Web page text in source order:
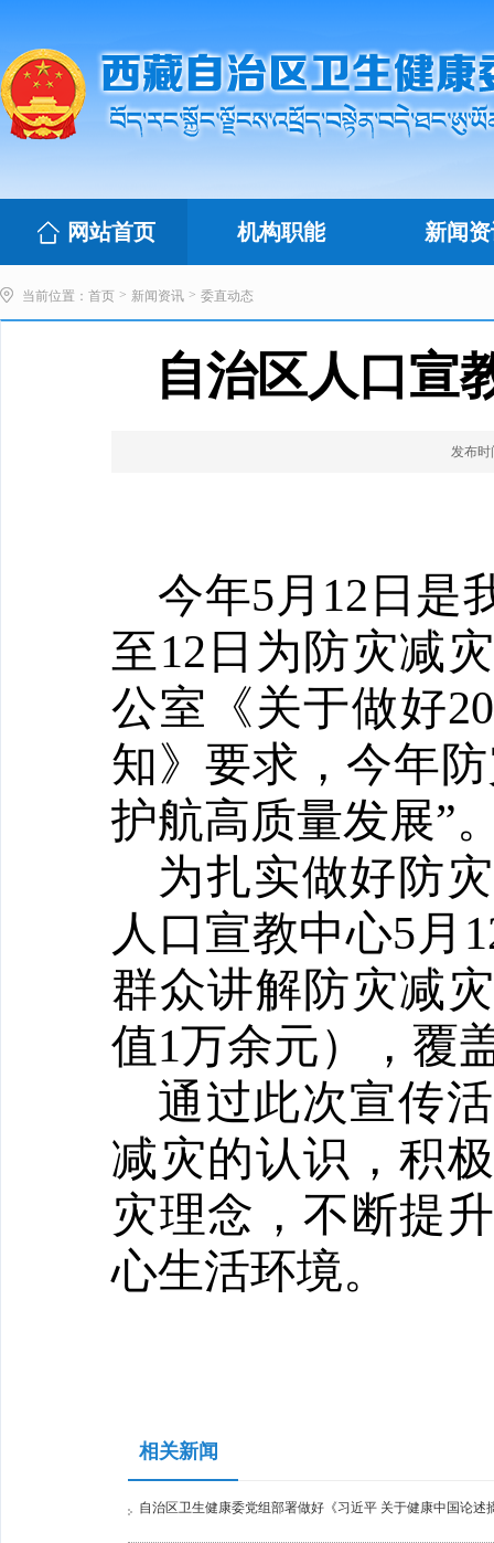
网站首页 机构职能 新闻
当前位置： 首页 > 新闻资讯 > 委直动态
自治区人口宣
发布时
今年5月12日是
至12日为防灾减
公室《关于做好
知》要求，今年
护航高质量发展”
为扎实做好防
人口宣教中心5月
群众讲解防灾减
值1万余元），覆
通过此次宣传
减灾的认识，积
灾理念，不断提
心生活环境。
相关新闻
自治区卫生健康委党组部署做好《习近平 关于健康中国论述